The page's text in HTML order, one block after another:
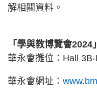
解相關資料。
「學與教博覽會
華永會攤位：Hall
華永會網址：